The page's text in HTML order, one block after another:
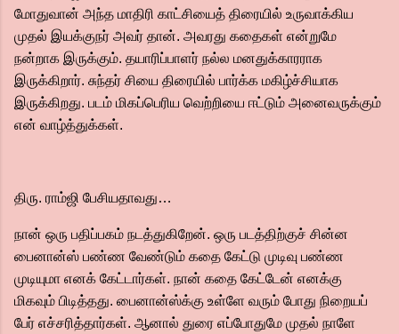
மோதுவான் அந்த மாதிரி காட்சியைத் திரையில் உருவாக்கிய
முதல் இயக்குநர் அவர் தான். அவரது கதைகள் என்றுமே
நன்றாக இருக்கும். தயாரிப்பாளர் நல்ல மனதுக்காரராக
இருக்கிறார். சுந்தர் சியை திரையில் பார்க்க மகிழ்ச்சியாக
இருக்கிறது. படம் மிகப்பெரிய வெற்றியை ஈட்டும் அனைவருக்கும்
என் வாழ்த்துக்கள்.
திரு. ராம்ஜி பேசியதாவது…
நான் ஒரு பதிப்பகம் நடத்துகிறேன். ஒரு படத்திற்குச் சின்ன
பைனான்ஸ் பண்ண வேண்டும் கதை கேட்டு முடிவு பண்ண
முடியுமா எனக் கேட்டார்கள். நான் கதை கேட்டேன் எனக்கு
மிகவும் பிடித்தது. பைனான்ஸ்க்கு உள்ளே வரும் போது நிறையப்
பேர் எச்சரித்தார்கள். ஆனால் துரை எப்போதுமே முதல் நாளே